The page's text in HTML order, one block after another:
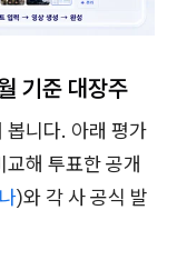
기준 대장주
봅니다. 아래 평가
해 투표한 공개
)와 각 사 공식 발